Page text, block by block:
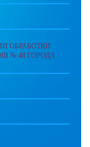
ОБРАБОТКИ
№ 48 ГОРОДА